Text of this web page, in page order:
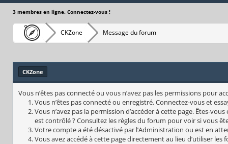
3 membres en ligne. Connectez-vous !
CKZone Message du forum
CKZone
Vous n’êtes pas connecté ou vous n’avez pas les permissions pour
Vous n’êtes pas connecté ou enregistré. Connectez-vous et
Vous n’avez pas la permission d’accéder à cette page. Êtes-
est contrôlé ? Consultez les règles du forum pour voir si vous
Votre compte a été désactivé par l’Administration ou est en
Vous avez accédé à cette page directement au lieu d’utiliser